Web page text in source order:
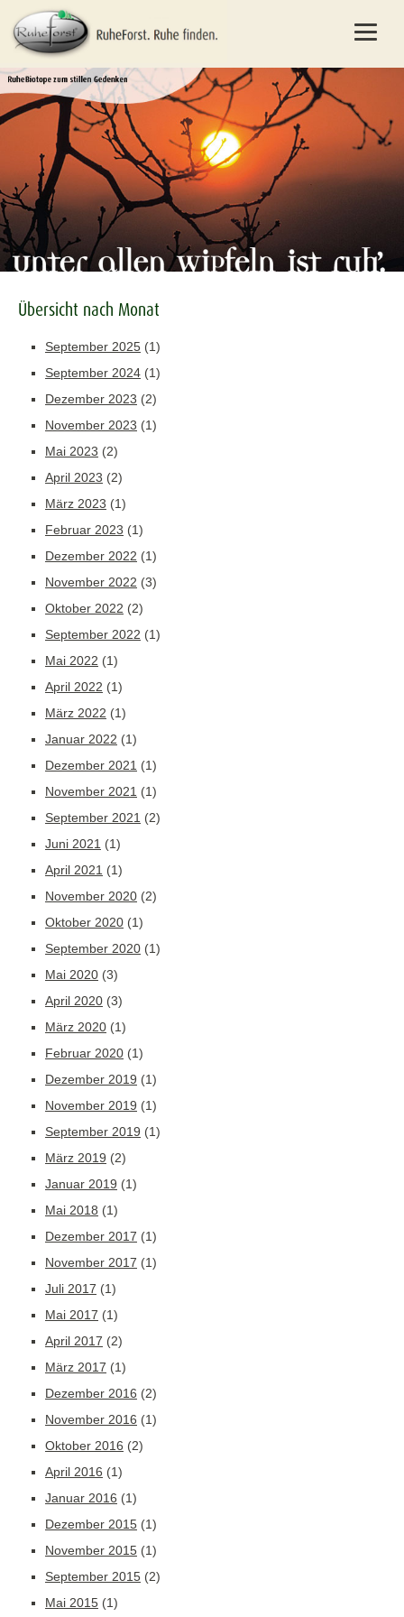
Übersicht nach Monat
September 2025 (1)
September 2024 (1)
Dezember 2023 (2)
November 2023 (1)
Mai 2023 (2)
April 2023 (2)
März 2023 (1)
Februar 2023 (1)
Dezember 2022 (1)
November 2022 (3)
Oktober 2022 (2)
September 2022 (1)
Mai 2022 (1)
April 2022 (1)
März 2022 (1)
Januar 2022 (1)
Dezember 2021 (1)
November 2021 (1)
September 2021 (2)
Juni 2021 (1)
April 2021 (1)
November 2020 (2)
Oktober 2020 (1)
September 2020 (1)
Mai 2020 (3)
April 2020 (3)
März 2020 (1)
Februar 2020 (1)
Dezember 2019 (1)
November 2019 (1)
September 2019 (1)
März 2019 (2)
Januar 2019 (1)
Mai 2018 (1)
Dezember 2017 (1)
November 2017 (1)
Juli 2017 (1)
Mai 2017 (1)
April 2017 (2)
März 2017 (1)
Dezember 2016 (2)
November 2016 (1)
Oktober 2016 (2)
April 2016 (1)
Januar 2016 (1)
Dezember 2015 (1)
November 2015 (1)
September 2015 (2)
Mai 2015 (1)